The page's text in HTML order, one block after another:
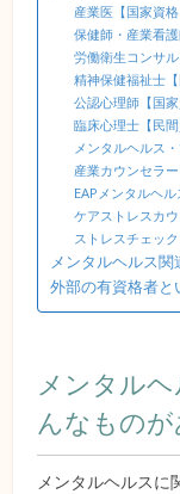
産業医【国家資格
保健師・産業看護
労働衛生コンサル
精神保健福祉士【
公認心理師【国家
臨床心理士【民間
メンタルヘルス
産業カウンセラー
EAPメンタルヘ
ケアストレスカ
ストレスチェッ
メンタルヘルス
外部の有資格者と
メンタル
んなものが
メンタルヘルスに